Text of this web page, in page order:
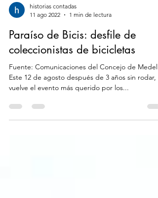
historias contadas
11 ago 2022
1 min de lectura
Paraíso de Bicis: desfile de
coleccionistas de bicicletas
Fuente: Comunicaciones del Concejo de
vuelve el evento más querido por los...